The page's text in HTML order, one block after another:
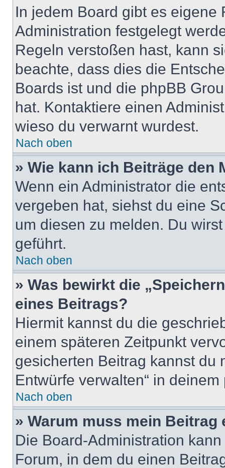
In jedem Board gibt es
Administration festgelegt
Regeln verstoßen hast, kann
beachte, dass dies die
Boards ist und die phpBB
hat. Kontaktiere einen
wieso du verwarnt wurdest.
Nach oben
» Wie kann ich Beiträge den
Wenn ein Administrator die
vergeben hat, siehst du eine
um diesen zu melden. Du
geführt.
Nach oben
» Was bewirkt die
eines Beitrags?
Hiermit kannst du die
einem späteren Zeitpunkt
gesicherten Beitrag kannst du
Entwürfe verwalten“ in
Nach oben
» Warum muss mein
Die Board-Administration
Forum, in dem du einen